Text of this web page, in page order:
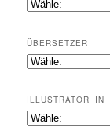
ÜBERSETZER
ILLUSTRATOR_IN